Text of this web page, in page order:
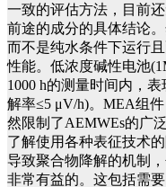
一致的评估方法，目前
前途的成分的具体结论
而不是纯水条件下运行
性能。低浓度碱性电池
1000 h的测量时间内，
解率≤5 μV/h)。MEA组
然限制了AEMWEs的广
了解使用各种表征技术
导致聚合物降解的机制
非常有益的。这包括需